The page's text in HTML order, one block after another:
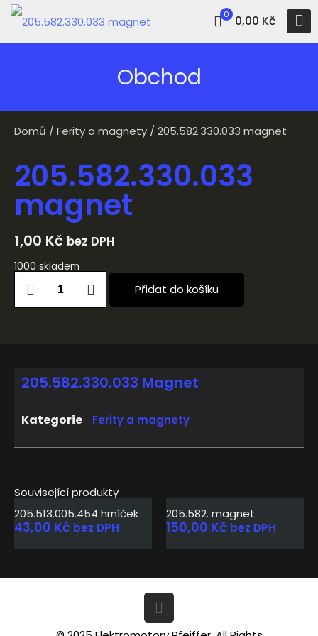
0 0,00 Kč
Obchod
Domů / Ferity a magnety / 205.582.330.033 magnet
205.582.330.033
magnet
1,00 Kč bez DPH
1000 skladem
Přidat do košíku
Související produkty
205.513.005.454 hrníček
43,00 Kč bez DPH
205.582. magnet
150,00 Kč bez DPH
205.582.330.033 Magnet
Kategorie Ferity a magnety